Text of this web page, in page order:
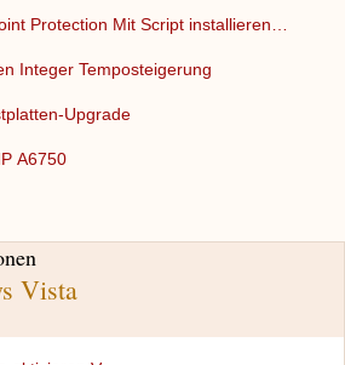
Vista
Protection Mit Script installieren…
Integer Temposteigerung
Upgrade
A6750